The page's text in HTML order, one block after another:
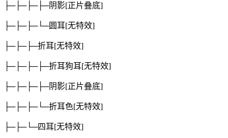
├─├─├─├─阴影[正片叠底]
├─├─├─└─圆耳[无特效]
├─├─├─折耳[无特效]
├─├─├─├─折耳狗耳[无特效]
├─├─├─├─阴影[正片叠底]
├─├─├─└─折耳色[无特效]
├─├─└─四耳[无特效]